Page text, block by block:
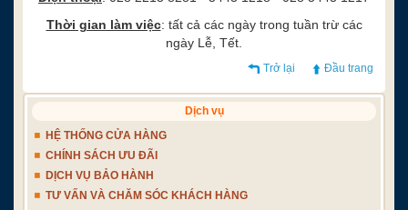
Thời gian làm việc: tất cả các ngày trong tuần trừ các
ngày Lễ, Tết.
Trở lại Đầu trang
Dịch vụ
HỆ THỐNG CỬA HÀNG
CHÍNH SÁCH ƯU ĐÃI
DỊCH VỤ BẢO HÀNH
TƯ VẤN VÀ CHĂM SÓC KHÁCH HÀNG